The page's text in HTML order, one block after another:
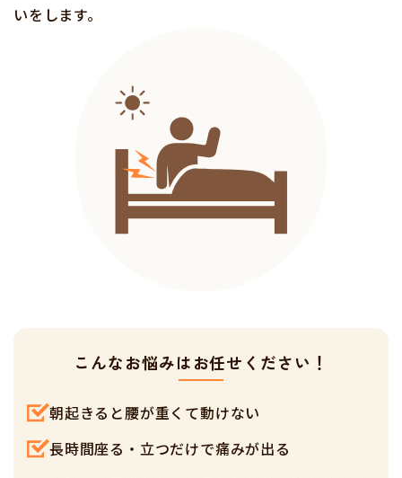
いをします。
こんなお悩みはお任せください！
朝起きると腰が重くて動けない
長時間座る・立つだけで痛みが出る